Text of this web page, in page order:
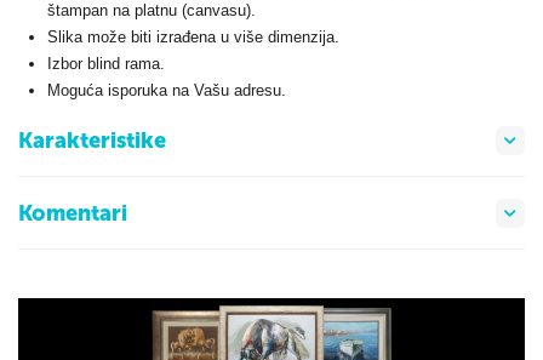
štampan na platnu (canvasu).
Slika može biti izrađena u više dimenzija.
Izbor blind rama.
Moguća isporuka na Vašu adresu.
Karakteristike
Komentari